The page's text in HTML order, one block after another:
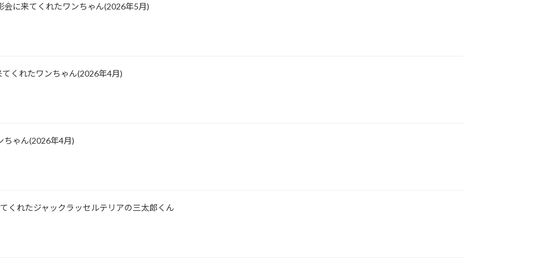
に来てくれたワンちゃん(2026年5月)
くれたワンちゃん(2026年4月)
ちゃん(2026年4月)
れたジャックラッセルテリアの三太郎くん